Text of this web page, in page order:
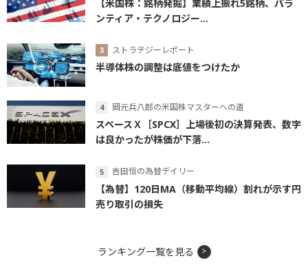
【米国株：銘柄発掘】業績上振れ5銘柄、パラ
ンティア・テクノロジー...
ストラテジーレポート
半導体株の調整は底値をつけたか
岡元兵八郎の米国株マスターへの道
スペースＸ［SPCX］上場後初の決算発表、数字
は良かったが株価が下落...
吉田恒の為替デイリー
【為替】120日MA（移動平均線）割れが示す円
売り取引の損失
ランキング一覧を見る